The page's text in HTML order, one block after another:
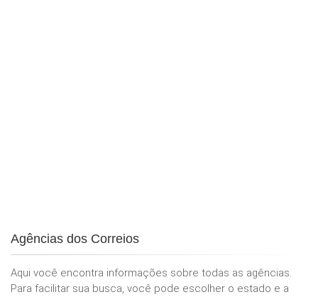
Agências dos Correios
Aqui você encontra informações sobre todas as agências.
Para facilitar sua busca, você pode escolher o estado e a